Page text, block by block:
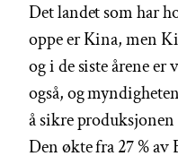
Det landet som har
oppe er Kina, men
og i de siste årene er
også, og
å sikre
Den økte fra 27 %